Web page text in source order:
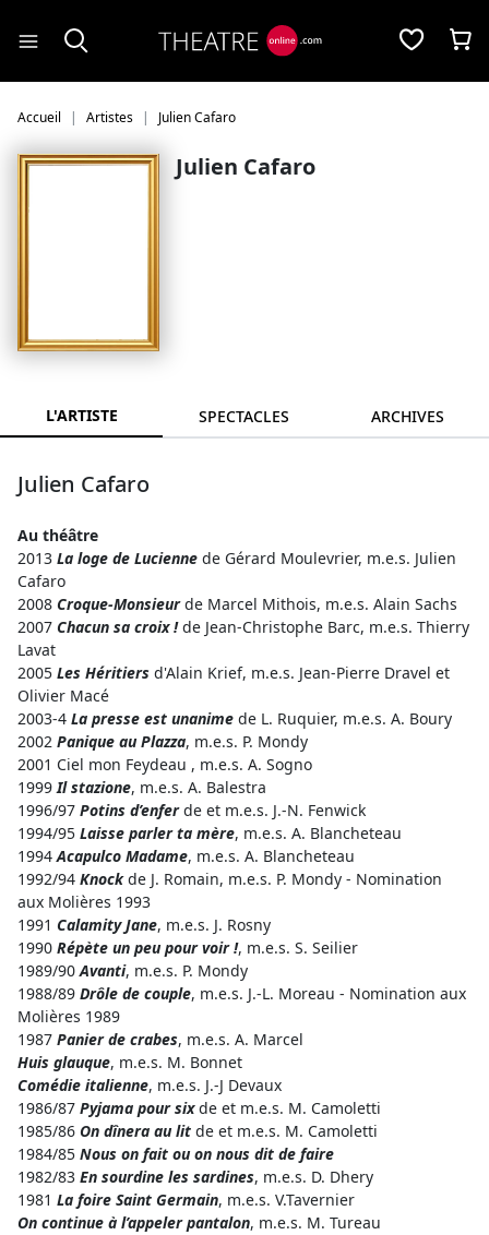
Accueil Artistes Julien Cafaro
Julien Cafaro
L'ARTISTE SPECTACLES ARCHIVES
Julien Cafaro
Au théâtre
2013 La loge de Lucienne de Gérard Moulevrier, m.e.s. Julien
Cafaro
2008 Croque-Monsieurde Marcel Mithois, m.e.s. Alain Sachs
2007 Chacun sa croix !de Jean-Christophe Barc, m.e.s. Thierry
Lavat
2005 Les Héritiers d'Alain Krief, m.e.s. Jean-Pierre Dravel et
Olivier Macé
2003-4 La presse est unanime de L. Ruquier, m.e.s. A. Boury
2002 Panique au Plazza, m.e.s. P. Mondy
2001 Ciel mon Feydeau , m.e.s. A. Sogno
1999Il stazione, m.e.s. A. Balestra
1996/97 Potins d’enferde et m.e.s. J.-N. Fenwick
1994/95 Laisse parler ta mère, m.e.s. A. Blancheteau
1994Acapulco Madame, m.e.s. A. Blancheteau
1992/94 Knockde J. Romain, m.e.s. P. Mondy - Nomination
aux Molières 1993
1991 Calamity Jane, m.e.s. J. Rosny
1990 Répète un peu pour voir !, m.e.s. S. Seilier
1989/90Avanti, m.e.s. P. Mondy
1988/89 Drôle de couple, m.e.s. J.-L. Moreau - Nomination aux
Molières 1989
1987 Panier de crabes, m.e.s. A. Marcel
Huis glauque, m.e.s. M. Bonnet
Comédie italienne, m.e.s. J.-J Devaux
1986/87 Pyjama pour sixde et m.e.s. M. Camoletti
1985/86 On dînera au lit de et m.e.s. M. Camoletti
1984/85 Nous on fait ou on nous dit de faire
1982/83 En sourdine les sardines, m.e.s. D. Dhery
1981 La foire Saint Germain, m.e.s. V.Tavernier
On continue à l’appeler pantalon, m.e.s. M. Tureau